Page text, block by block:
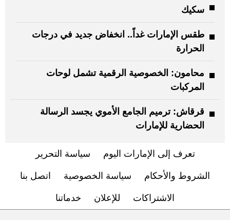
سكيك
طقس الإمارات غداً.. انخفاض جديد في درجات
الحرارة
محامون: الخصوصية الرقمية تشمل لوحات
المركبات
قرقاش: ترميم الجامع الأموي يجسد الرسالة
الحضارية للإمارات
تعرف إلى الإمارات اليوم سياسة التحرير
الشروط والأحكام سياسة الخصوصية اتصل بنا
الاشتراكات للإعلان خدماتنا